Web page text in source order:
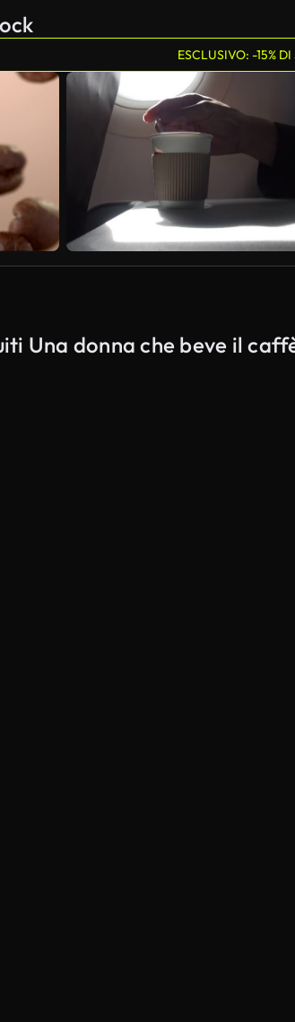
ESCLUSIVO: -15%
Una donna che beve il